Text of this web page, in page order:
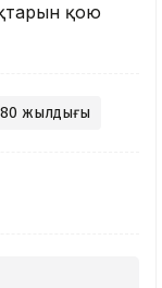
қою
80 жылдығы